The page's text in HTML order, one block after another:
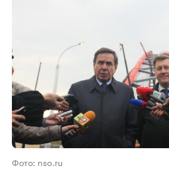
Фото: nso.ru